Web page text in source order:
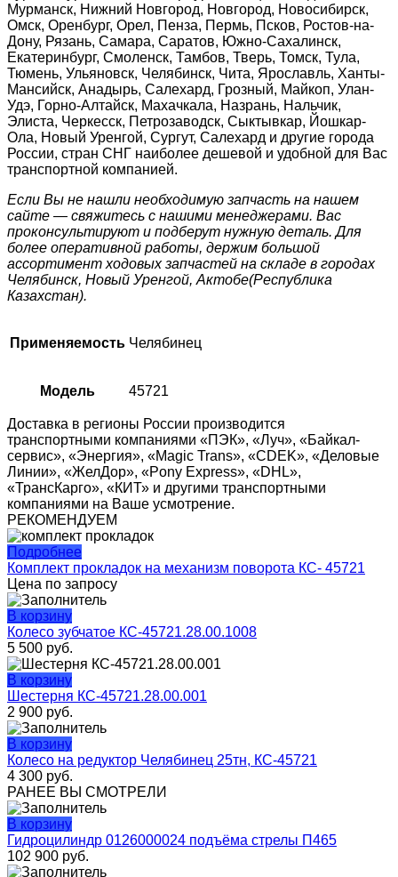
Мурманск, Нижний Новгород, Новгород, Новосибирск,
Омск, Оренбург, Орел, Пенза, Пермь, Псков, Ростов-на-
Дону, Рязань, Самара, Саратов, Южно-Сахалинск,
Екатеринбург, Смоленск, Тамбов, Тверь, Томск, Тула,
Тюмень, Ульяновск, Челябинск, Чита, Ярославль, Ханты-
Мансийск, Анадырь, Салехард, Грозный, Майкоп, Улан-
Удэ, Горно-Алтайск, Махачкала, Назрань, Нальчик,
Элиста, Черкесск, Петрозаводск, Сыктывкар, Йошкар-
Ола, Новый Уренгой, Сургут, Салехард и другие города
России, стран СНГ наиболее дешевой и удобной для Вас
транспортной компанией.
Если Вы не нашли необходимую запчасть на нашем
сайте — свяжитесь с нашими менеджерами. Вас
проконсультируют и подберут нужную деталь. Для
более оперативной работы, держим большой
ассортимент ходовых запчастей на складе в городах
Челябинск, Новый Уренгой, Актобе(Республика
Казахстан).
Применяемость Челябинец
Модель 45721
Доставка в регионы России производится
транспортными компаниями «ПЭК», «Луч», «Байкал-
сервис», «Энергия», «Magic Trans», «CDEK», «Деловые
Линии», «ЖелДор», «Pony Express», «DHL»,
«ТрансКарго», «КИТ» и другими транспортными
компаниями на Ваше усмотрение.
РЕКОМЕНДУЕМ
Подробнее
Комплект прокладок на механизм поворота КС- 45721
Цена по запросу
В корзину
Колесо зубчатое КС-45721.28.00.1008
5 500 руб.
В корзину
Шестерня КС-45721.28.00.001
2 900 руб.
В корзину
Колесо на редуктор Челябинец 25тн, КС-45721
4 300 руб.
РАНЕЕ ВЫ СМОТРЕЛИ
В корзину
Гидроцилиндр 0126000024 подъёма стрелы П465
102 900 руб.